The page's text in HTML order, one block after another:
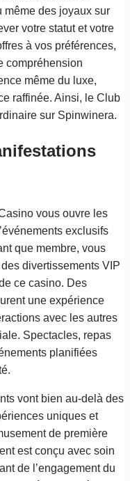
même des joyaux sur
votre statut et votre
à vos préférences,
compréhension
même du luxe,
raffinée. Ainsi, le Club
sur Spinwinera.
vous ouvre les
exclusifs
que membre, vous
divertissements VIP
ce casino. Des
une expérience
avec les autres
Spectacles, repas
planifiées
vont bien au-delà des
uniques et
de première
est conçu avec soin
de l’engagement du